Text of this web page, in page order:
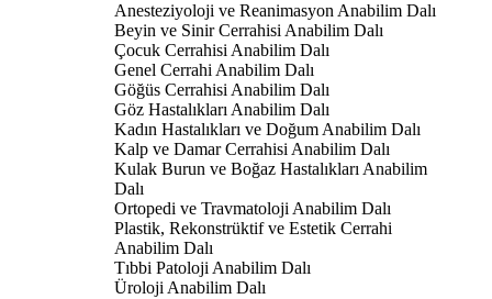
Anesteziyoloji ve Reanimasyon Anabilim Dalı
Beyin ve Sinir Cerrahisi Anabilim Dalı
Çocuk Cerrahisi Anabilim Dalı
Genel Cerrahi Anabilim Dalı
Göğüs Cerrahisi Anabilim Dalı
Göz Hastalıkları Anabilim Dalı
Kadın Hastalıkları ve Doğum Anabilim Dalı
Kalp ve Damar Cerrahisi Anabilim Dalı
Kulak Burun ve Boğaz Hastalıkları Anabilim
Dalı
Ortopedi ve Travmatoloji Anabilim Dalı
Plastik, Rekonstrüktif ve Estetik Cerrahi
Anabilim Dalı
Tıbbi Patoloji Anabilim Dalı
Üroloji Anabilim Dalı